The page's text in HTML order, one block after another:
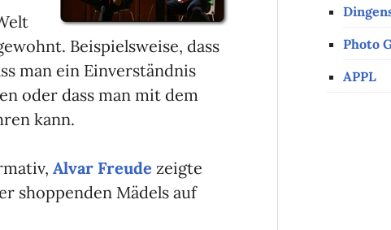
Beispielsweise, dass
man ein Einverständnis
oder dass man mit dem
kann.
Alvar Freude zeigte
shoppenden Mädels auf
Photo
APPL